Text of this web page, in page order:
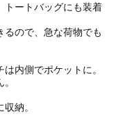
トートバッグにも装着
るので、急な荷物でも
内側でポケットに。
納。